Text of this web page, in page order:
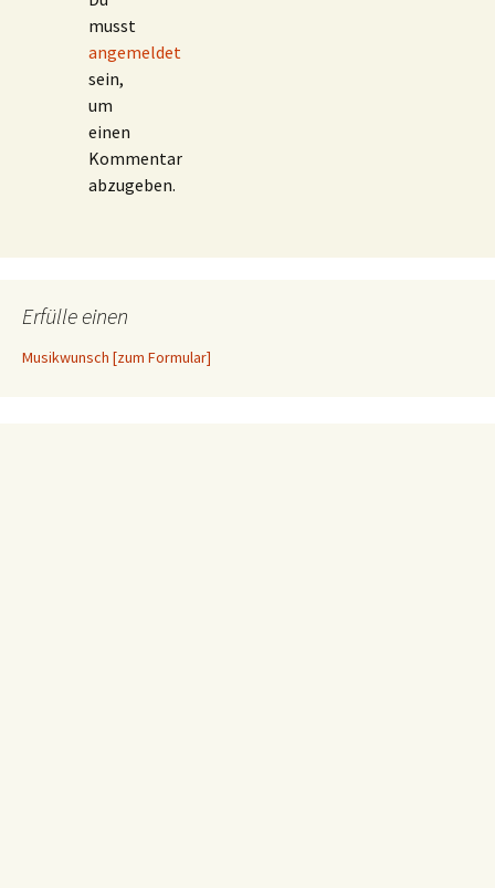
musst
angemeldet
sein,
um
einen
Kommentar
abzugeben.
Erfülle einen
Musikwunsch [zum Formular]